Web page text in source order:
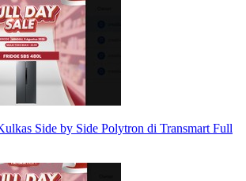
Side by Side Polytron di Transmart Full